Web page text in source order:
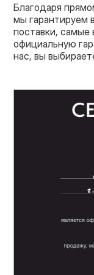
Благодаря
мы гарантируем
поставки,
официальную
нас, вы